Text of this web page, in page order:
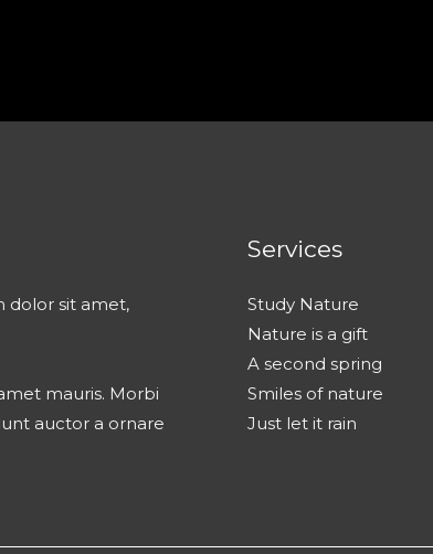
dolor sit amet,
mauris. Morbi
auctor a ornare
Services
Study Nature
Nature is a gift
A second spring
Smiles of nature
Just let it rain